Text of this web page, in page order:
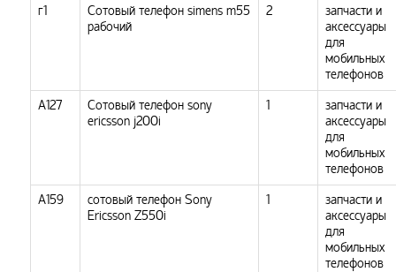
г1
Сотовый телефон simens m55
рабочий
2
запчасти и
аксессуары
для
мобильных
телефонов
А127
Сотовый телефон sony
ericsson j200i
1
запчасти и
аксессуары
для
мобильных
телефонов
А159
сотовый телефон Sony
Ericsson Z550i
1
запчасти и
аксессуары
для
мобильных
телефонов